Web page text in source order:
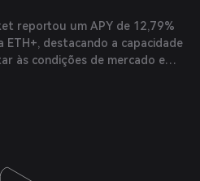
reportou um APY de 12,79%
destacando a capacidade
às condições de mercado e
real gerenciadas por